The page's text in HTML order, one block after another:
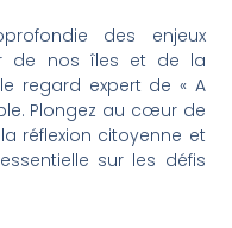
des enjeux
de nos îles et de la
regard expert de « A
Plongez au cœur de
réflexion citoyenne et
sur les défis